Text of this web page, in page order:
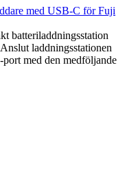
med USB-C för Fuji
batteriladdningsstation
laddningsstationen
med den medföljande